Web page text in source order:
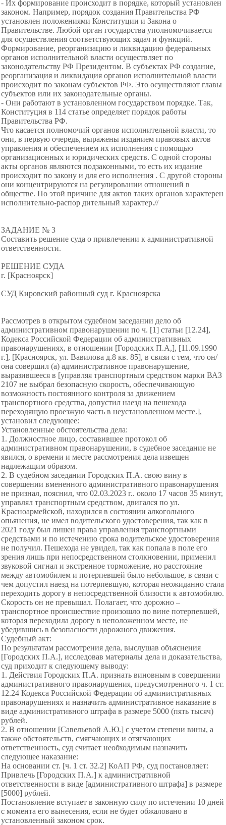
- Их формирование происходит в порядке, который установлен
законом. Например, порядок создания Правительства РФ
установлен положениями Конституции и Закона о
Правительстве. Любой орган государства уполномочивается
для осуществления соответствующих задач и функций.
Формирование, реорганизацию и ликвидацию федеральных
органов исполнительной власти осуществляет по
законодательству РФ Президентом. В субъектах РФ создание,
реорганизация и ликвидация органов исполнительной власти
происходит по законам субъектов РФ. Это осуществляют главы
субъектов или их законодательные органы.
- Они работают в установленном государством порядке. Так,
Конституция в 114 статье определяет порядок работы
Правительства РФ.
Что касается полномочий органов исполнительной власти, то
они, в первую очередь, выражены изданием правовых актов
управления и обеспечением их исполнения с помощью
организационных и юридических средств. С одной стороны
акты органов являются подзаконными, то есть их издание
происходит по закону и для его исполнения . С другой стороны
они концентрируются на регулировании отношений в
обществе. По этой причине для актов таких органов характерен
исполнительно-распор дительный характер.//
ЗАДАНИЕ № 3
Составить решение суда о привлечении к административной
ответственности.
РЕШЕНИЕ СУДА
г. [Красноярск]
СУД Кировский районный суд г. Красноярска
Рассмотрев в открытом судебном заседании дело об
административном правонарушении по ч. [1] статьи [12.24],
Кодекса Российской Федерации об административных
правонарушениях, в отношении [Городских П.А,], [11.09.1990
г.], [Красноярск, ул. Вавилова д.8 кв. 85], в связи с тем, что он/
она совершил (а) административное правонарушение,
выразившееся в [управляя транспортным средством марки ВАЗ
2107 не выбрал безопасную скорость, обеспечивающую
возможность постоянного контроля за движением
транспортного средства, допустил наезд на пешехода
переходящую проезжую часть в неустановленном месте.],
установил следующее:
Установленные обстоятельства дела:
1. Должностное лицо, составившее протокол об
административном правонарушении, в судебное заседание не
явился, о времени и месте рассмотрения дела извещен
надлежащим образом.
2. В судебном заседании Городских П.А. свою вину в
совершении вмененного административного правонарушения
не признал, пояснил, что 02.03.2023 г.. около 17 часов 35 минут,
управлял транспортным средством, двигался по ул.
Красноармейской, находился в состоянии алкогольного
опьянения, не имел водительского удостоверения, так как в
2021 году был лишен права управления транспортными
средствами и по истечению срока водительское удостоверения
не получил. Пешехода не увидел, так как попала в поле его
зрения лишь при непосредственном столкновении, применил
звуковой сигнал и экстренное торможение, но расстояние
между автомобилем и потерпевшей было небольшое, в связи с
чем допустил наезд на потерпевшую, которая неожиданно стала
переходить дорогу в непосредственной близости к автомобилю.
Скорость он не превышал. Полагает, что дорожно –
транспортное происшествие произошло по вине потерпевшей,
которая переходила дорогу в неположенном месте, не
убедившись в безопасности дорожного движения.
Судебный акт:
По результатам рассмотрения дела, выслушав объяснения
[Городских П.А.], исследовав материалы дела и доказательства,
суд приходит к следующему выводу:
1. Действия Городских П.А. признать виновным в совершении
административного правонарушения, предусмотренного ч. 1 ст.
12.24 Кодекса Российской Федерации об административных
правонарушениях и назначить административное наказание в
виде административного штрафа в размере 5000 (пять тысяч)
рублей.
2. В отношении [Савельевой А.Ю.] с учетом степени вины, а
также обстоятельств, смягчающих и отягчающих
ответственность, суд считает необходимым назначить
следующее наказание:
На основании ст. [ч. 1 ст. 32.2] КоАП РФ, суд постановляет:
Привлечь [Городских П.А.] к административной
ответственности в виде [административного штрафа] в размере
[5000] рублей.
Постановление вступает в законную силу по истечении 10 дней
с момента его вынесения, если не будет обжаловано в
установленный законом срок.